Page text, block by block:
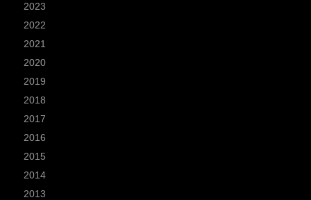
2023
2022
2021
2020
2019
2018
2017
2016
2015
2014
2013